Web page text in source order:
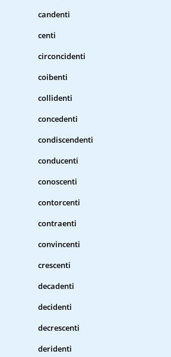
candenti
centi
circoncidenti
coibenti
collidenti
concedenti
condiscendenti
conducenti
conoscenti
contorcenti
contraenti
convincenti
crescenti
decadenti
decidenti
decrescenti
deridenti